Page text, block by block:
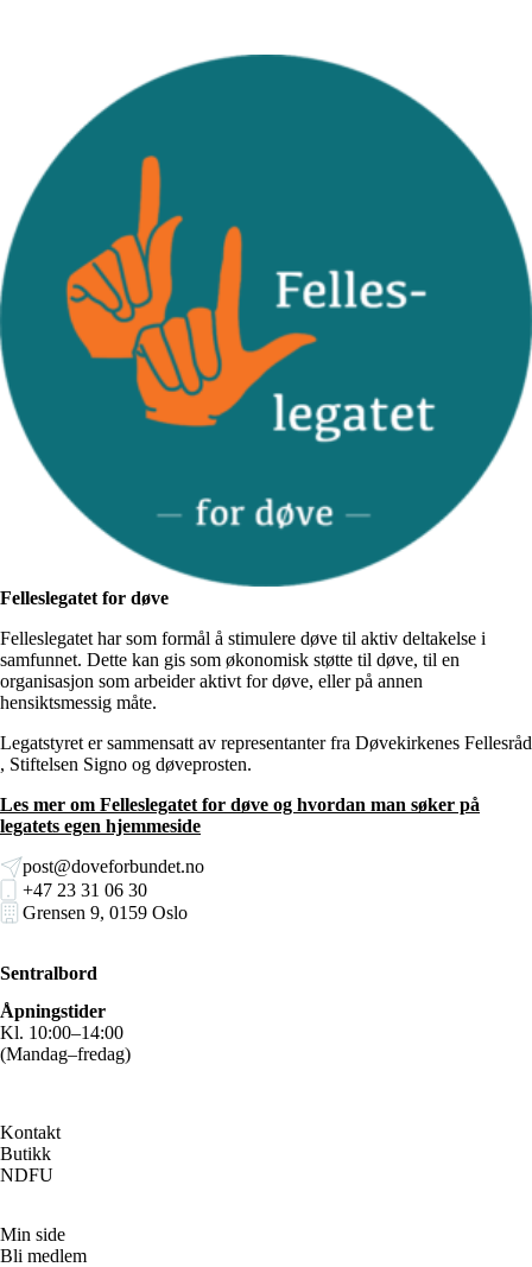
Felleslegatet for døve
Felleslegatet har som formål å stimulere døve til aktiv deltakelse i
samfunnet. Dette kan gis som økonomisk støtte til døve, til en
organisasjon som arbeider aktivt for døve, eller på annen
hensiktsmessig måte.
Legatstyret er sammensatt av representanter fra Døvekirkenes Fellesråd
, Stiftelsen Signo og døveprosten.
Les mer om Felleslegatet for døve og hvordan man søker på
legatets egen hjemmeside
post@doveforbundet.no
+47 23 31 06 30
Grensen 9, 0159 Oslo
Sentralbord
Åpningstider
Kl. 10:00–14:00
(Mandag–fredag)
Kontakt
Butikk
NDFU
Min side
Bli medlem